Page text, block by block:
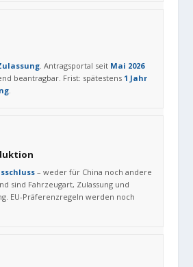
. Antragsportal seit Mai 2026
beantragbar. Frist: spätestens 1 Jahr
.
– weder für China noch andere
sind Fahrzeugart, Zulassung und
EU-Präferenzregeln werden noch